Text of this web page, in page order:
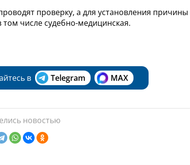
проверку, а для установления причины
числе судебно-медицинская.
в Telegram MAX
новостью